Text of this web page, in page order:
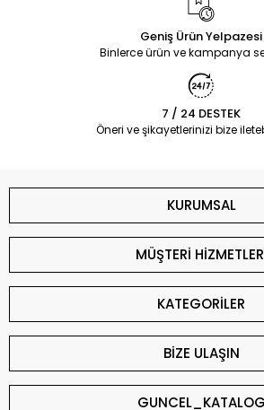
Geniş Ürün Yelpazesi
Binlerce ürün ve kampanya
7 / 24 DESTEK
Öneri ve şikayetlerinizi bize
KURUMSAL
MÜŞTERİ
KATEGORİLER
BİZE ULAŞIN
GUNCEL_KATALOG